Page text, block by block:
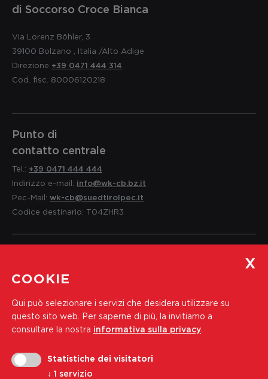
di Soccorso Croce Bianca
Via Lorenz Böhler, 3
39100 Bolzano Italia /Alto Adige
Direzione +39 0471 444 314
Cod. fisc. 80006120218
Punto di
contatto centrale
Tel.: +39 0471 444 444
Indirizzo e-mail: info@wk-cb.bz.it
Pec-Mail: wk-cb@suedtirolpec.it
Codice destinario: T04ZHR3
e informazioni
Tel.:
Indirizzo e-mail:
soci@wk-cb.bz.it
Iscriviti alla nostra newsletter
COOKIE
Qui può selezionare i servizi che desidera utilizzare su
questo sito web. Per saperne di più, la invitiamo a
consultare la nostra informativa sulla privacy
Statistiche dei visitatori
↓ 1 servizio